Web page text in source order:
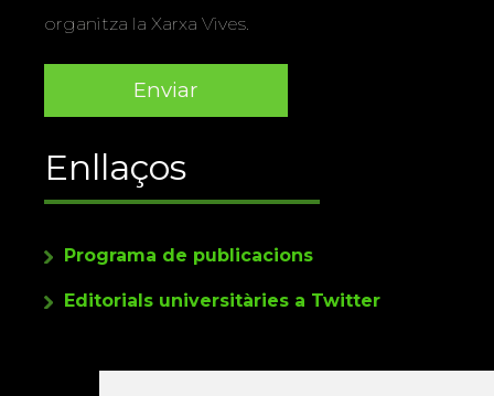
organitza la Xarxa Vives.
Enllaços
Programa de publicacions
Editorials universitàries a Twitter